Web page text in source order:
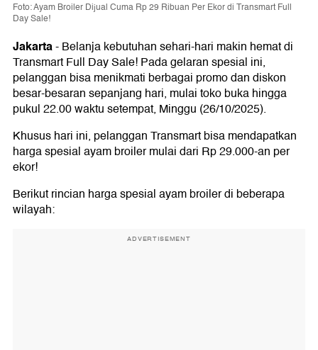
Foto: Ayam Broiler Dijual Cuma Rp 29 Ribuan Per Ekor di Transmart Full
Day Sale!
Jakarta-Belanja kebutuhan sehari-hari makin hemat di
Transmart Full Day Sale! Pada gelaran spesial ini,
pelanggan bisa menikmati berbagai promo dan diskon
besar-besaran sepanjang hari, mulai toko buka hingga
pukul 22.00 waktu setempat, Minggu (26/10/2025).
Khusus hari ini, pelanggan Transmart bisa mendapatkan
harga spesial ayam broiler mulai dari Rp 29.000-an per
ekor!
Berikut rincian harga spesial ayam broiler di beberapa
wilayah:
ADVERTISEMENT